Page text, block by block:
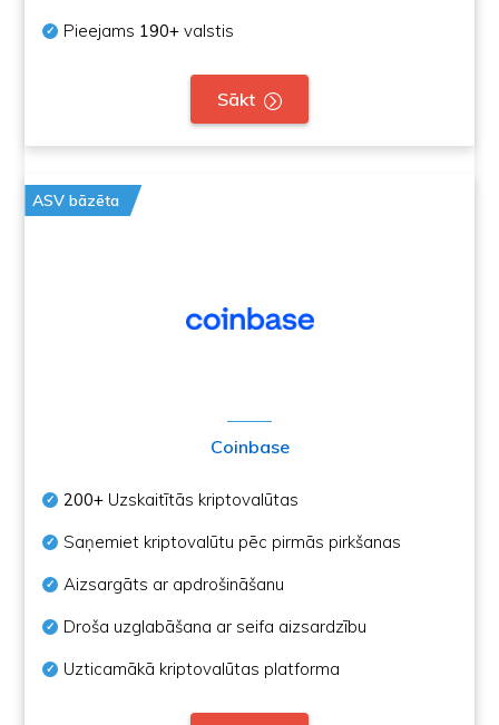
Pieejams 190+ valstis
Sākt
ASV bāzēta
Coinbase
200+ Uzskaitītās kriptovalūtas
Saņemiet kriptovalūtu pēc pirmās pirkšanas
Aizsargāts ar apdrošināšanu
Droša uzglabāšana ar seifa aizsardzību
Uzticamākā kriptovalūtas platforma